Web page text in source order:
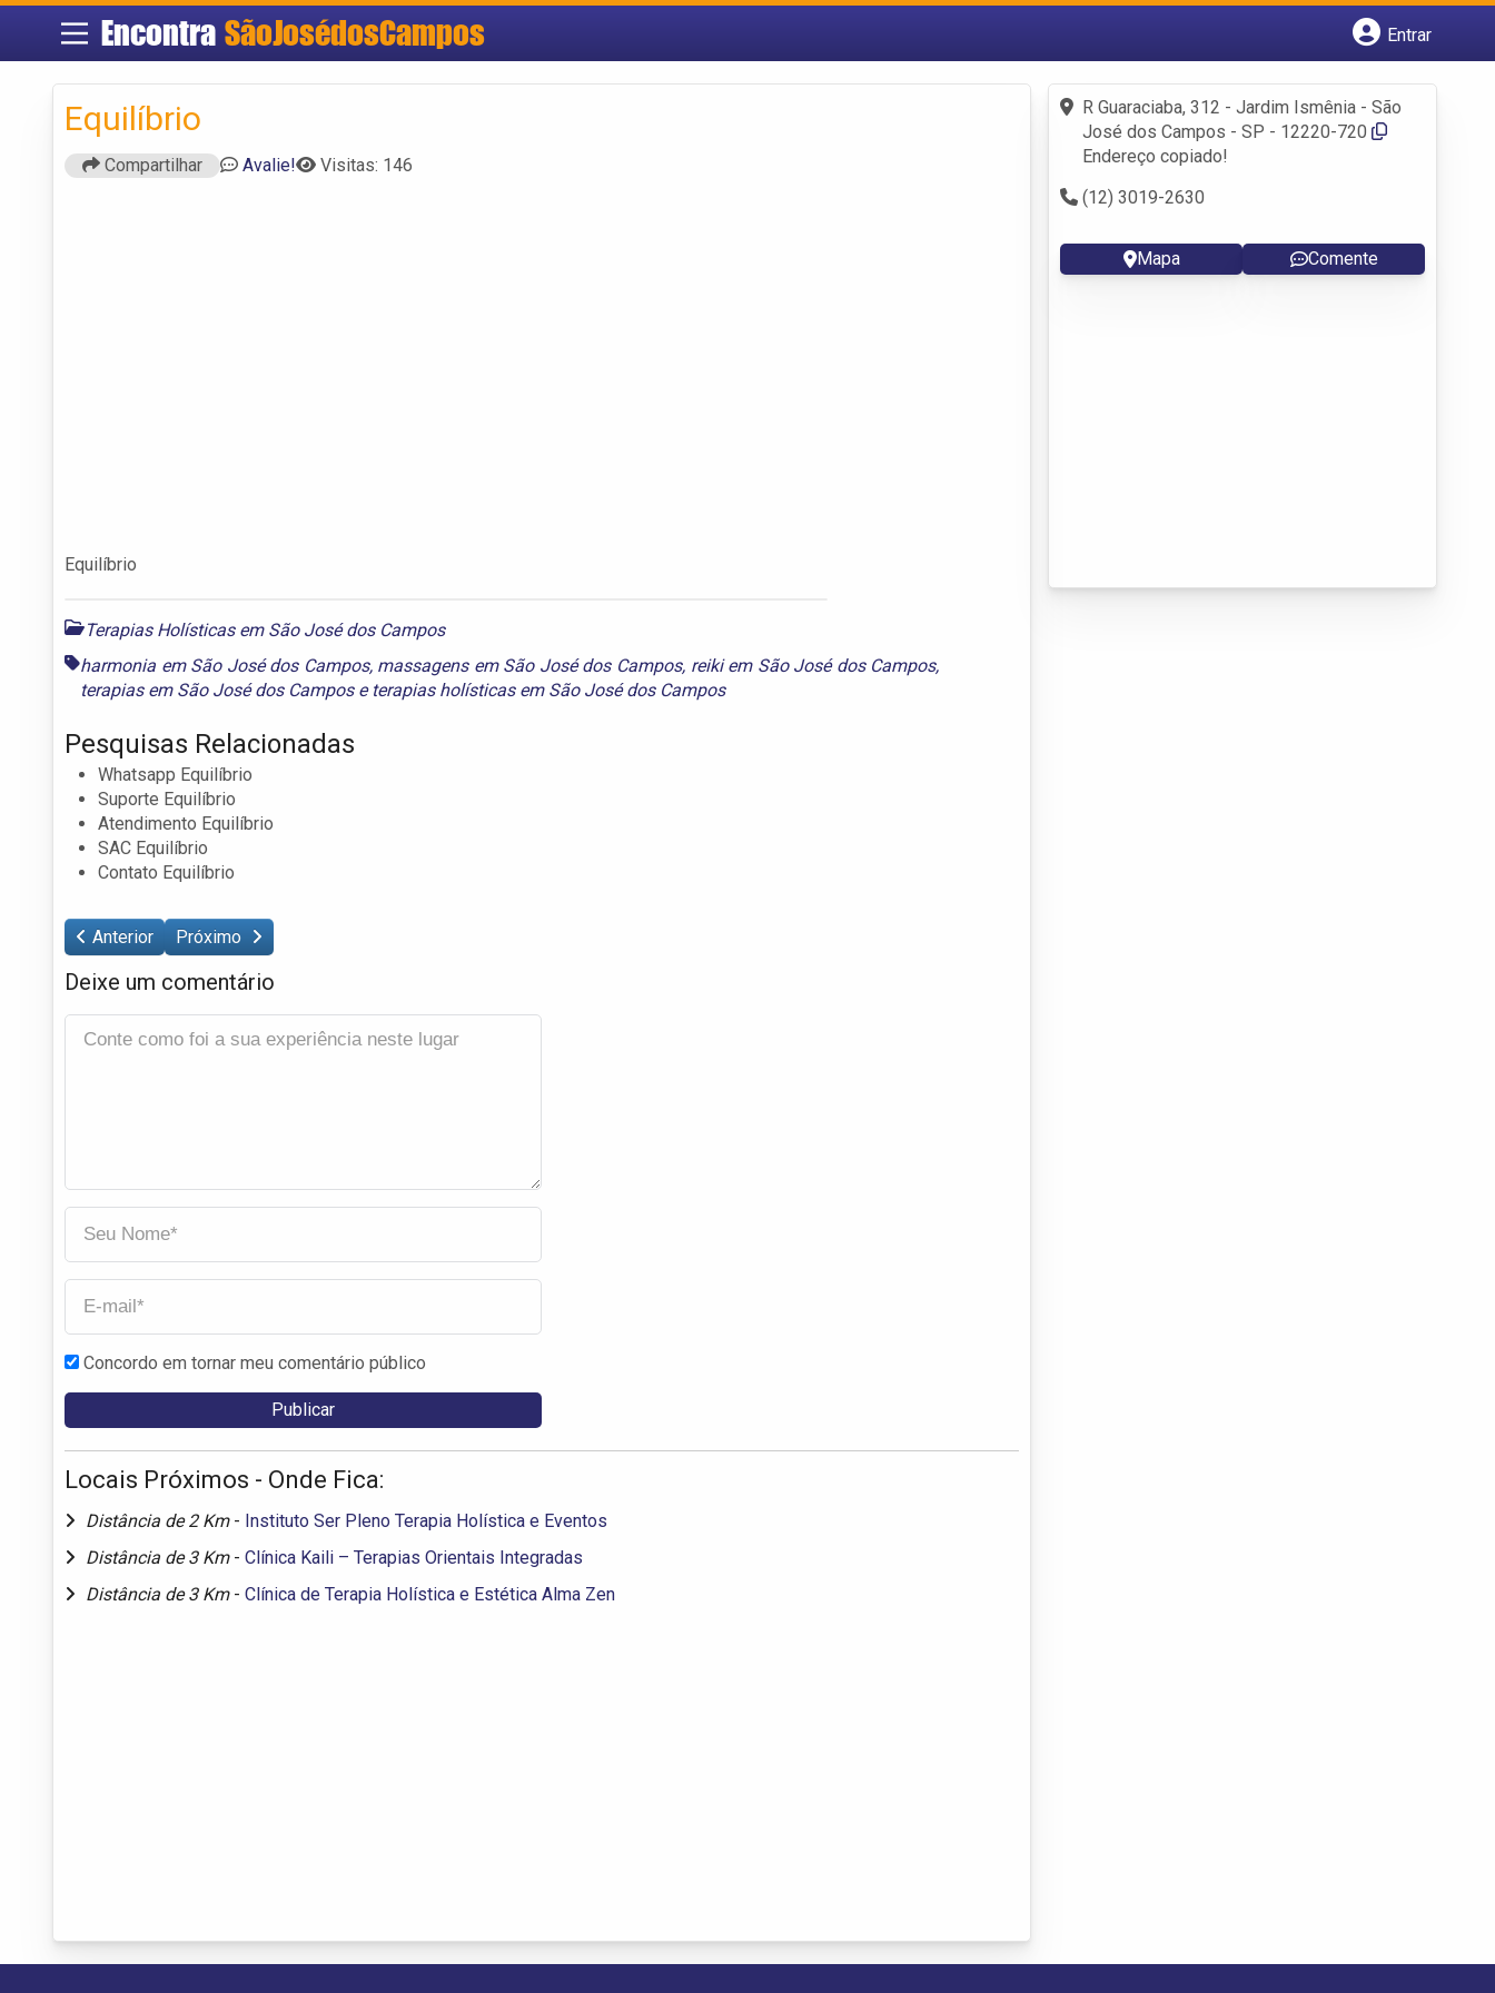
Encontra SãoJosédosCampos
Entrar
Fazer login
Criar conta
Equilíbrio
Compartilhar Avalie! Visitas: 146
Equilíbrio
Terapias Holísticas em São José dos Campos
harmonia em São José dos Campos, massagens em São José dos Campos, reiki em São José dos Campos,
terapias em São José dos Campose terapias holísticas em São José dos Campos
Pesquisas Relacionadas
Whatsapp Equilíbrio
Suporte Equilíbrio
Atendimento Equilíbrio
SAC Equilíbrio
Contato Equilíbrio
Anterior Próximo
Deixe um comentário
Concordo em tornar meu comentário público
Locais Próximos - Onde Fica:
Distância de 2 Km - Instituto Ser Pleno Terapia Holística e Eventos
Distância de 3 Km - Clínica Kaili – Terapias Orientais Integradas
Distância de 3 Km - Clínica de Terapia Holística e Estética Alma Zen
R Guaraciaba, 312 - Jardim Ismênia - São
José dos Campos - SP - 12220-720
Endereço copiado!
(12) 3019-2630
Mapa Comente